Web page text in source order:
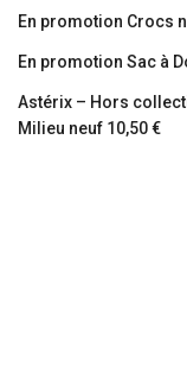
En promotion Crocs
En promotion Sac à
Astérix – Hors
Milieu neuf 10,50 €